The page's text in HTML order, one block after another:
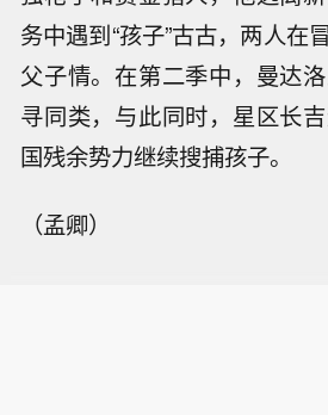
务中遇到“孩子”古古，两人在
父子情。在第二季中，曼达
寻同类，与此同时，星区长
国残余势力继续搜捕孩子。
（孟卿）